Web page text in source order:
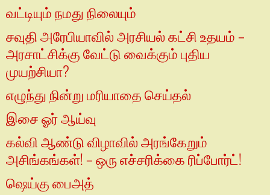
வட்டியும் நமது நிலையும்
சவுதி அரேபியாவில் அரசியல் கட்சி உதயம் –
அரசாட்சிக்கு வேட்டு வைக்கும் புதிய
முயற்சியா?
எழுந்து நின்று மரியாதை செய்தல்
இசை ஓர் ஆய்வு
கல்வி ஆண்டு விழாவில் அரங்கேறும்
அசிங்கங்கள்! – ஒரு எச்சரிக்கை ரிப்போர்ட்!
ஷெய்கு பைஅத்